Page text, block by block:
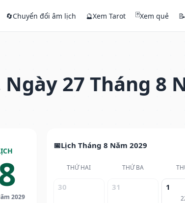
🔄Chuyển đổi âm lịch 🔮Xem Tarot 🃏Xem quẻ 📝
27 Tháng 8
2029
Lịch Tháng 8 Năm 2029
THỨ HAI THỨ BA
30 31 1